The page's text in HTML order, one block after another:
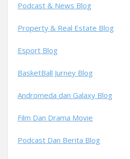
Podcast & News Blog
Property & Real Estate Blog
Esport Blog
BasketBall Jurney Blog
Andromeda dan Galaxy Blog
Film Dan Drama Movie
Podcast Dan Berita Blog